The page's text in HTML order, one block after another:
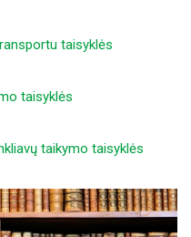
taisyklės
taisyklės
taikymo taisyklės